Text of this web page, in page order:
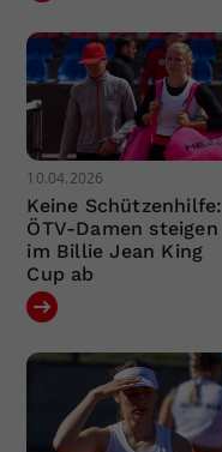
10.04.2026
Keine Schützenhilfe:
ÖTV-Damen steigen
im Billie Jean King
Cup ab